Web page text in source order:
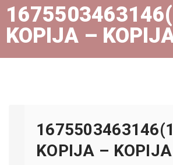
KOPIJA –
KOPIJA – KOPIJA